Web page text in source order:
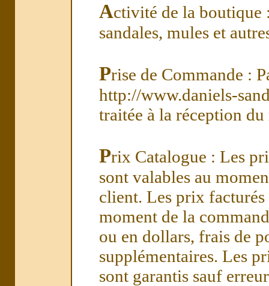
Activité de la boutique
sandales, mules et
Prise de Commande :
http://www.daniels-
traitée à la réception
Prix Catalogue : Les
sont valables au
client. Les prix
moment de la
ou en dollars, frais de
supplémentaires. Les
sont garantis sauf